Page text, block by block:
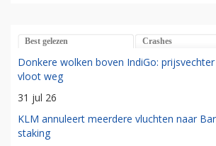
Best gelezen Crashes
Donkere wolken boven IndiGo:
vloot weg
31 jul 26
KLM annuleert meerdere vluchten naar
staking